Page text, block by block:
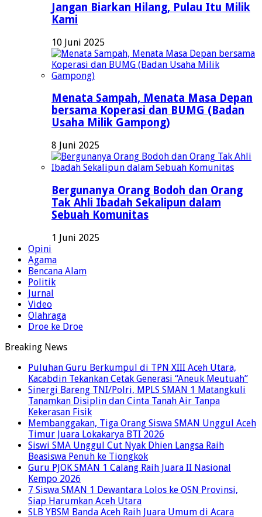
Jangan Biarkan Hilang, Pulau Itu Milik
Kami
10 Juni 2025
Menata Sampah, Menata Masa Depan
bersama Koperasi dan BUMG (Badan
Usaha Milik Gampong)
8 Juni 2025
Bergunanya Orang Bodoh dan Orang
Tak Ahli Ibadah Sekalipun dalam
Sebuah Komunitas
1 Juni 2025
Opini
Agama
Bencana Alam
Politik
Jurnal
Video
Olahraga
Droe ke Droe
Breaking News
Puluhan Guru Berkumpul di TPN XIII Aceh Utara,
Kacabdin Tekankan Cetak Generasi “Aneuk Meutuah”
Sinergi Bareng TNI/Polri, MPLS SMAN 1 Matangkuli
Tanamkan Disiplin dan Cinta Tanah Air Tanpa
Kekerasan Fisik
Membanggakan, Tiga Orang Siswa SMAN Unggul Aceh
Timur Juara Lokakarya BTI 2026
Siswi SMA Unggul Cut Nyak Dhien Langsa Raih
Beasiswa Penuh ke Tiongkok
Guru PJOK SMAN 1 Calang Raih Juara II Nasional
Kempo 2026
7 Siswa SMAN 1 Dewantara Lolos ke OSN Provinsi,
Siap Harumkan Aceh Utara
SLB YBSM Banda Aceh Raih Juara Umum di Acara